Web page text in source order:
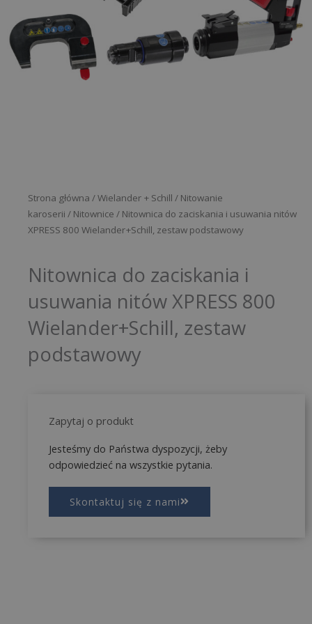
Strona główna /Wielander + Schill / Nitowanie
karoserii / Nitownice / Nitownica do zaciskania i usuwania nitów
XPRESS 800 Wielander+Schill, zestaw podstawowy
Nitownica do zaciskania i
usuwania nitów XPRESS 800
Wielander+Schill, zestaw
podstawowy
Zapytaj o produkt
Jesteśmy do Państwa dyspozycji, żeby
odpowiedzieć na wszystkie pytania.
Skontaktuj się z nami